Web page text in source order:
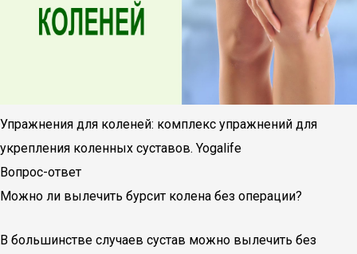
Упражнения для коленей: комплекс упражнений для
укрепления коленных суставов. Yogalife
Вопрос-ответ
Можно ли вылечить бурсит колена без операции?
В большинстве случаев сустав можно вылечить без